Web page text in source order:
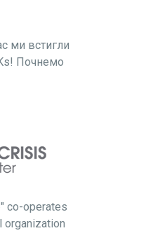
ми встигли
Почнемо
co-operates
organization